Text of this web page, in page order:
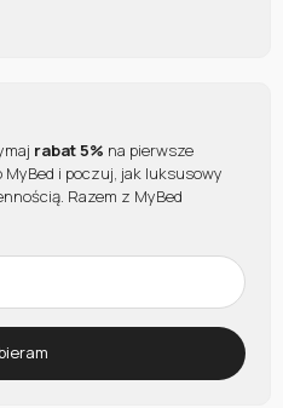
rabat 5% na pierwsze
MyBed i poczuj, jak luksusowy
Razem z MyBed